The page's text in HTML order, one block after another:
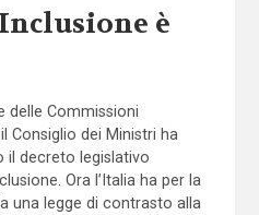
è
delle Commissioni
Consiglio dei Ministri ha
il decreto legislativo
Ora l’Italia ha per la
una legge di contrasto alla